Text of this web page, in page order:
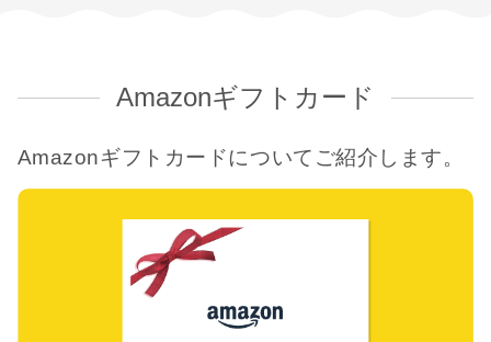
Amazonギフトカード
Amazonギフトカードについてご紹介します。